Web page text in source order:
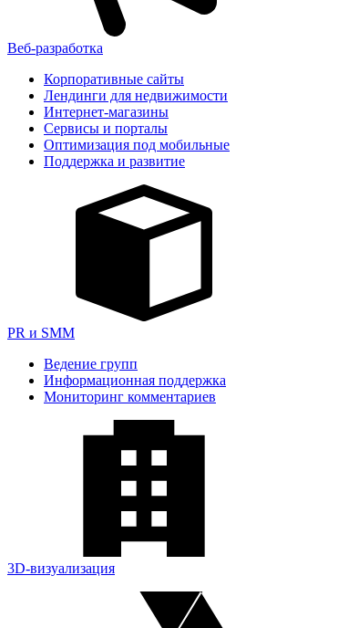
Веб-разработка
Корпоративные сайты
Лендинги для недвижимости
Интернет-магазины
Сервисы и порталы
Оптимизация под мобильные
Поддержка и развитие
PR и SMM
Ведение групп
Информационная поддержка
Мониторинг комментариев
3D-визуализация